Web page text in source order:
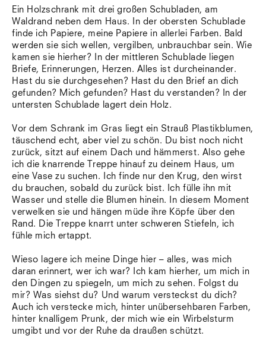
Lio
Lissabon
NYC
Paris
Sonnenbühl
Straßburg
Stuttgart
Südtirol
Sylt
Venedig
Zürich
Offenes Buch
Ein Holzschrank mit drei großen Schubladen, am
Waldrand neben dem Haus. In der obersten Schublade
finde ich Papiere, meine Papiere in allerlei Farben. Bald
werden sie sich wellen, vergilben, unbrauchbar sein. Wie
kamen sie hierher? In der mittleren Schublade liegen
Briefe, Erinnerungen, Herzen. Alles ist durcheinander.
Hast du sie durchgesehen? Hast du den Brief an dich
gefunden? Mich gefunden? Hast du verstanden? In der
untersten Schublade lagert dein Holz.
Vor dem Schrank im Gras liegt ein Strauß Plastikblumen,
täuschend echt, aber viel zu schön. Du bist noch nicht
zurück, sitzt auf einem Dach und hämmerst. Also gehe
ich die knarrende Treppe hinauf zu deinem Haus, um
eine Vase zu suchen. Ich finde nur den Krug, den wirst
du brauchen, sobald du zurück bist. Ich fülle ihn mit
Wasser und stelle die Blumen hinein. In diesem Moment
verwelken sie und hängen müde ihre Köpfe über den
Rand. Die Treppe knarrt unter schweren Stiefeln, ich
fühle mich ertappt.
Wieso lagere ich meine Dinge hier – alles, was mich
daran erinnert, wer ich war? Ich kam hierher, um mich in
den Dingen zu spiegeln, um mich zu sehen. Folgst du
mir? Was siehst du? Und warum versteckst du dich?
Auch ich verstecke mich, hinter unübersehbaren Farben,
hinter knalligem Prunk, der mich wie ein Wirbelsturm
umgibt und vor der Ruhe da draußen schützt.